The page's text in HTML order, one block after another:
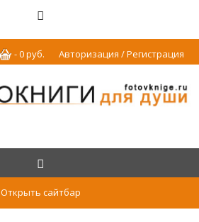
Авторизация / Регистрация
-0руб.
Открыть сайтбар